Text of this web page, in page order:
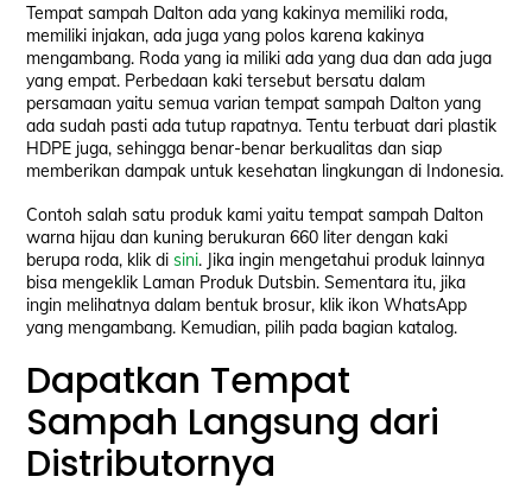
Tempat sampah Dalton ada yang kakinya memiliki roda,
memiliki injakan, ada juga yang polos karena kakinya
mengambang. Roda yang ia miliki ada yang dua dan ada juga
yang empat. Perbedaan kaki tersebut bersatu dalam
persamaan yaitu semua varian tempat sampah Dalton yang
ada sudah pasti ada tutup rapatnya. Tentu terbuat dari plastik
HDPE juga, sehingga benar-benar berkualitas dan siap
memberikan dampak untuk kesehatan lingkungan di Indonesia.
Contoh salah satu produk kami yaitu tempat sampah Dalton
warna hijau dan kuning berukuran 660 liter dengan kaki
berupa roda, klik disini. Jika ingin mengetahui produk lainnya
bisa mengeklik Laman Produk Dutsbin. Sementara itu, jika
ingin melihatnya dalam bentuk brosur, klik ikon WhatsApp
yang mengambang. Kemudian, pilih pada bagian katalog.
Dapatkan Tempat
Sampah Langsung dari
Distributornya